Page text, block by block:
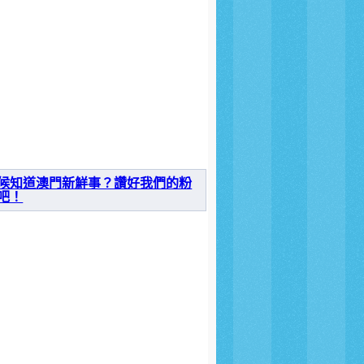
知道澳門新鮮事？讚好我們的粉
！